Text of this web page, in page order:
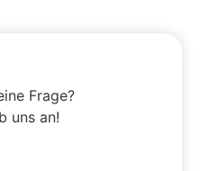
Frage?
uns an!